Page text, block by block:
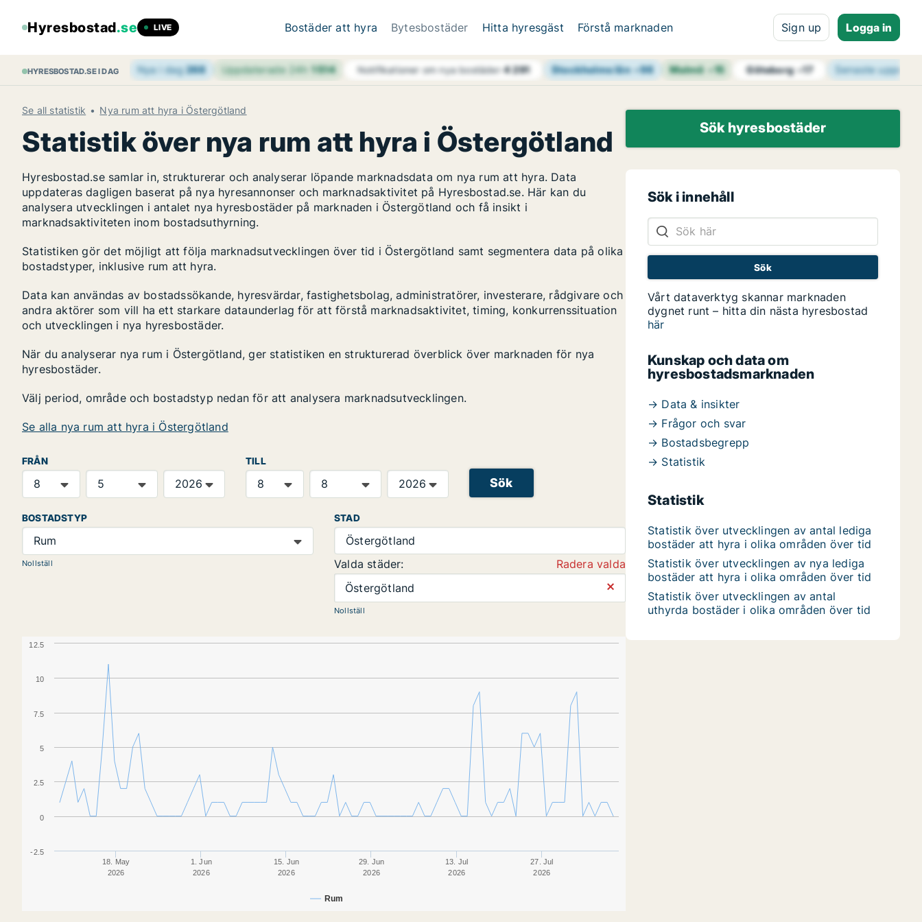
Hyresbostad.se LIVE Bostäder att hyra Bytesbostäder Hitta hyresgäst Förstå marknaden Sign up Logga in
HYRESBOSTAD.SE I DAG Nya i dag268 Uppdaterade 24h 1 514 Notifikationer om nya bostäder4 291 Stockholms län+98 Malmö+15 Göteborg+17 Senaste
Se all statistik Nya rum att hyra i Östergötland
Statistik över nya rum att hyra i Östergötland
Hyresbostad.se samlar in, strukturerar och analyserar löpande marknadsdata om nya rum att hyra. Data
uppdateras dagligen baserat på nya hyresannonser och marknadsaktivitet på Hyresbostad.se. Här kan du
analysera utvecklingen i antalet nya hyresbostäder på marknaden i Östergötland och få insikt i
marknadsaktiviteten inom bostadsuthyrning.
Statistiken gör det möjligt att följa marknadsutvecklingen över tid i Östergötland samt segmentera data på olika
bostadstyper, inklusive rum att hyra.
Data kan användas av bostadssökande, hyresvärdar, fastighetsbolag, administratörer, investerare, rådgivare och
andra aktörer som vill ha ett starkare dataunderlag för att förstå marknadsaktivitet, timing, konkurrenssituation
och utvecklingen i nya hyresbostäder.
När du analyserar nya rum i Östergötland, ger statistiken en strukturerad överblick över marknaden för nya
hyresbostäder.
Välj period, område och bostadstyp nedan för att analysera marknadsutvecklingen.
Se alla nya rum att hyra i Östergötland
FRÅN TILL
Sök
BOSTADSTYP
Rum
Nollställ
STAD
Östergötland
Valda städer:
Radera valda
Östergötland
⨯
Nollställ
Rum
18. May
2026
1. Jun
2026
15. Jun
2026
29. Jun
2026
13. Jul
2026
27. Jul
2026
-2.5
0
2.5
5
7.5
10
12.5
Sök hyresbostäder
Sök i innehåll
Vårt dataverktyg skannar marknaden
dygnet runt – hitta din nästa hyresbostad
här
Kunskap och data om
hyresbostadsmarknaden
→ Data & insikter
→ Frågor och svar
→ Bostadsbegrepp
→ Statistik
Statistik
Statistik över utvecklingen av antal lediga
bostäder att hyra i olika områden över tid
Statistik över utvecklingen av nya lediga
bostäder att hyra i olika områden över tid
Statistik över utvecklingen av antal
uthyrda bostäder i olika områden över tid